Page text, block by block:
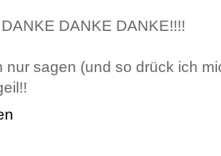
DANKE DANKE!!!!
nur sagen (und so drück ich